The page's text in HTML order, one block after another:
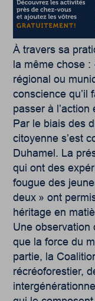
À travers sa
la même chose
régional ou
conscience qu’il
passer à l’action
Par le biais des
citoyenne s’est
Duhamel. La
qui ont des
fougue des
deux » ont
héritage en
Une observation
que la force du
partie, la
récréoforestier,